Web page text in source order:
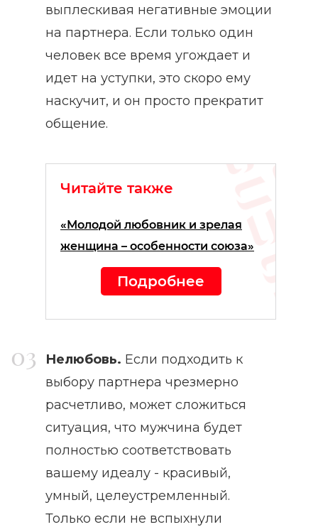
выплескивая негативные эмоции
на партнера. Если только один
человек все время угождает и
идет на уступки, это скоро ему
наскучит, и он просто прекратит
общение.
Читайте также
«Молодой любовник и зрелая
женщина – особенности союза»
Подробнее
Нелюбовь. Если подходить к
выбору партнера чрезмерно
расчетливо, может сложиться
ситуация, что мужчина будет
полностью соответствовать
вашему идеалу - красивый,
умный, целеустремленный.
Только если не вспыхнули